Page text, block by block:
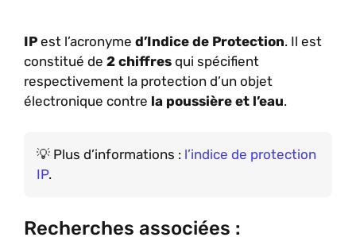
IP est l’acronyme d’Indice de Protection. Il est
constitué de 2 chiffres qui spécifient
respectivement la protection d’un objet
électronique contre la poussière et l’eau.
Plus d’informations : l’indice de protection
IP.
Recherches associées :